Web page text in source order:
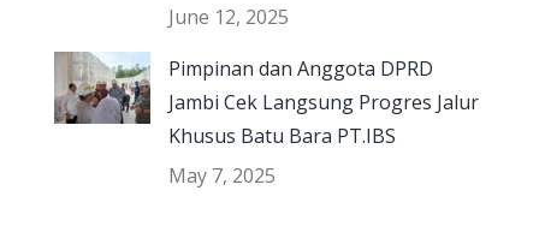
June 12, 2025
Pimpinan dan Anggota DPRD
Jambi Cek Langsung Progres Jalur
Khusus Batu Bara PT.IBS
May 7, 2025